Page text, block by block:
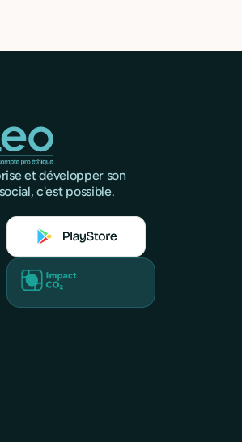
et développer son
c'est possible.